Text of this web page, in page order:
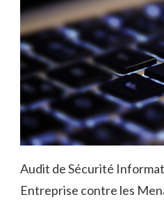
Audit de Sécurité
Entreprise contre les